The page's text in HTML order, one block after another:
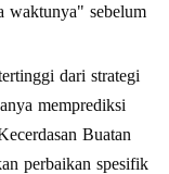
waktunya" sebelum
dari strategi
memprediksi
Buatan
perbaikan spesifik